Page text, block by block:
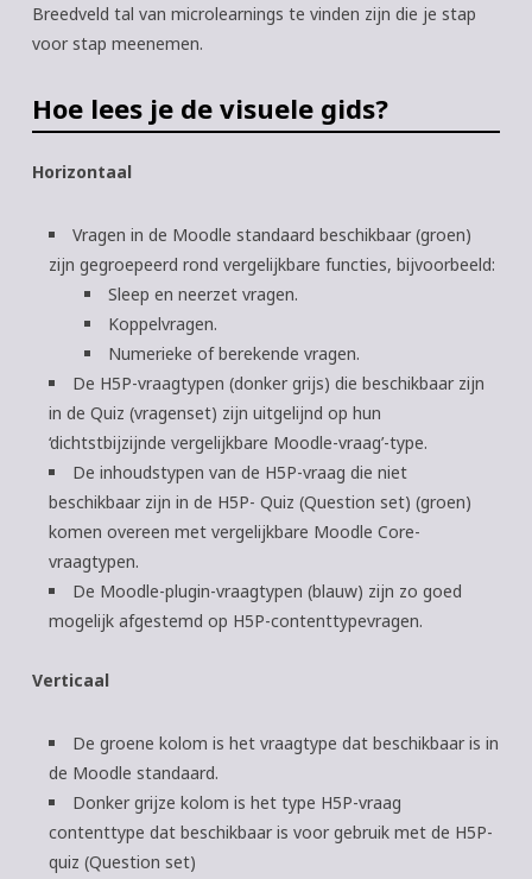
Breedveld tal van microlearnings te vinden zijn die je stap
voor stap meenemen.
Hoe lees je de visuele gids?
Horizontaal
Vragen in de Moodle standaard beschikbaar (groen)
zijn gegroepeerd rond vergelijkbare functies, bijvoorbeeld:
Sleep en neerzet vragen.
Koppelvragen.
Numerieke of berekende vragen.
De H5P-vraagtypen (donker grijs) die beschikbaar zijn
in de Quiz (vragenset) zijn uitgelijnd op hun
‘dichtstbijzijnde vergelijkbare Moodle-vraag’-type.
De inhoudstypen van de H5P-vraag die niet
beschikbaar zijn in de H5P- Quiz (Question set) (groen)
komen overeen met vergelijkbare Moodle Core-
vraagtypen.
De Moodle-plugin-vraagtypen (blauw) zijn zo goed
mogelijk afgestemd op H5P-contenttypevragen.
Verticaal
De groene kolom is het vraagtype dat beschikbaar is in
de Moodle standaard.
Donker grijze kolom is het type H5P-vraag
contenttype dat beschikbaar is voor gebruik met de H5P-
quiz (Question set)